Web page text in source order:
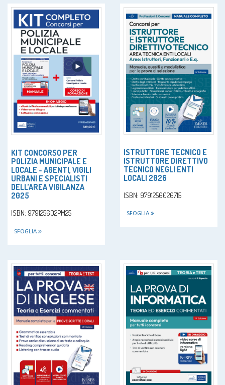
KIT CONCORSO PER
POLIZIA MUNICIPALE E
LOCALE - AGENTI, VIGILI
URBANI E SPECIALISTI
DELL’AREA VIGILANZA
2025
ISBN: 979125602PM25
SFOGLIA
ISTRUTTORE TECNICO E
ISTRUTTORE DIRETTIVO
TECNICO NEGLI ENTI
LOCALI 2026
ISBN: 9791256026715
SFOGLIA